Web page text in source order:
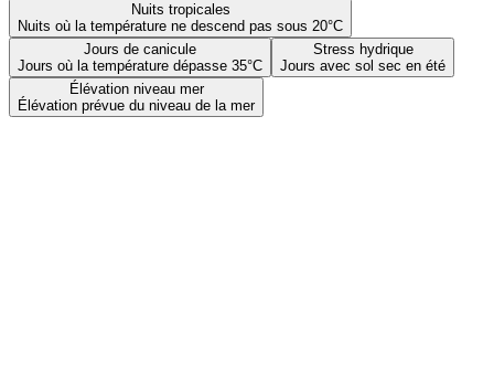
Nuits tropicales
Nuits où la température ne descend pas sous 20°C
Jours de canicule
Jours où la température dépasse 35°C
Stress hydrique
Jours avec sol sec en été
Élévation niveau mer
Élévation prévue du niveau de la mer